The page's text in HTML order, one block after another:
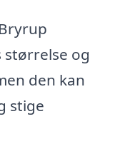
og
den kan
stige